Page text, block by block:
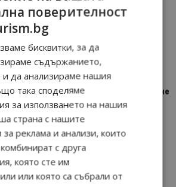
картичка от…”: Петрич – Изживяване
очакваното
11/07/2026 11:22
картичка от…”: Пловдив, градът на
времена
23/06/2026 10:00
поверителност
бисквитки, за да
съдържанието,
и да анализираме нашия
така споделяме
за използването на нашия
страна с нашите
реклама и анализи, които
с друга
която сте им
или която са събрали от